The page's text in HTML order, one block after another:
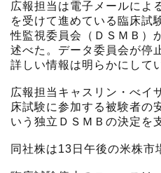
広報担当は電子メールによ
を受けて進めている臨床試
性監視委員会（ＤＳＭＢ）
述べた。データ委員会が停
詳しい情報は明らかにして
広報担当キャスリン・べイ
床試験に参加する被験者の
いう独立ＤＳＭＢの決定を
同社株は13日午後の米株市